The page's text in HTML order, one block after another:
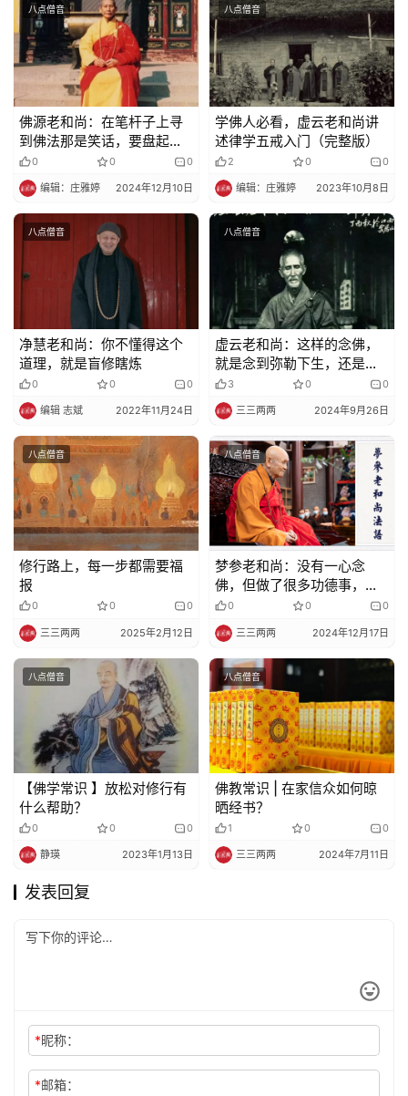
八点僧音
佛源老和尚：在笔杆子上寻
到佛法那是笑话，要盘起腿
在心地上用功参！
0 0 0
编辑：庄雅婷 2024年12月10日
八点僧音
学佛人必看，虚云老和尚讲
述律学五戒入门（完整版）
2 0 0
编辑：庄雅婷 2023年10月8日
八点僧音
净慧老和尚：你不懂得这个
道理，就是盲修瞎炼
0 0 0
编辑 志斌 2022年11月24日
八点僧音
虚云老和尚：这样的念佛，
就是念到弥勒下生，还是业
障缠身！
3 0 0
三三两两 2024年9月26日
八点僧音
修行路上，每一步都需要福
报
0 0 0
三三两两 2025年2月12日
八点僧音
梦参老和尚：没有一心念
佛，但做了很多功德事，能
生极乐吗？
0 0 0
三三两两 2024年12月17日
八点僧音
【佛学常识 】放松对修行有
什么帮助？
0 0 0
静瑛 2023年1月13日
八点僧音
佛教常识 | 在家信众如何晾
晒经书？
1 0 0
三三两两 2024年7月11日
发表回复
*昵称：
*邮箱：